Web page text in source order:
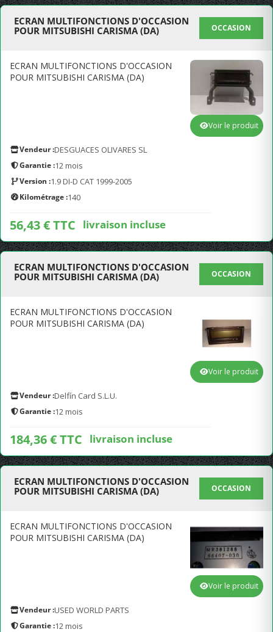
ECRAN MULTIFONCTIONS D'OCCASION
POUR MITSUBISHI CARISMA (DA)
OCCASION
ECRAN MULTIFONCTIONS D'OCCASION
POUR MITSUBISHI CARISMA (DA)
Vendeur :DESGUACES OLIVARES SL
Garantie :12 mois
Version :1.9 DI-D CAT 1999-2005
Kilométrage :140
56,43 € TTC livraison incluse
Voir le produit
ECRAN MULTIFONCTIONS D'OCCASION
POUR MITSUBISHI CARISMA (DA)
OCCASION
ECRAN MULTIFONCTIONS D'OCCASION
POUR MITSUBISHI CARISMA (DA)
Vendeur :Delfín Card S.L.U.
Garantie :12 mois
184,36 € TTC livraison incluse
Voir le produit
ECRAN MULTIFONCTIONS D'OCCASION
POUR MITSUBISHI CARISMA (DA)
OCCASION
ECRAN MULTIFONCTIONS D'OCCASION
POUR MITSUBISHI CARISMA (DA)
Vendeur :USED WORLD PARTS
Garantie :12 mois
Voir le produit